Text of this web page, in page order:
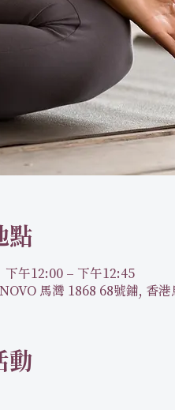
點
下午12:00 – 下午12:45
馬灣 1868 68號鋪, 香港
動